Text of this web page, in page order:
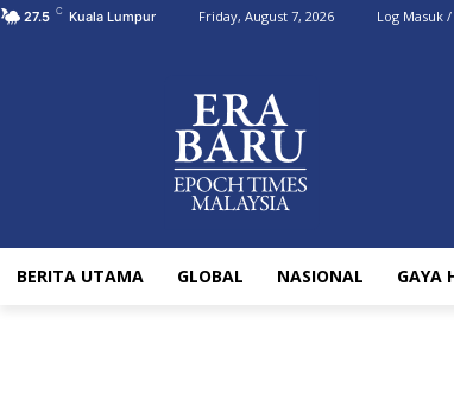
27.5 C Kuala Lumpur Friday, August 7, 2026 Log Masuk
BERITA UTAMA GLOBAL NASIONAL GAYA